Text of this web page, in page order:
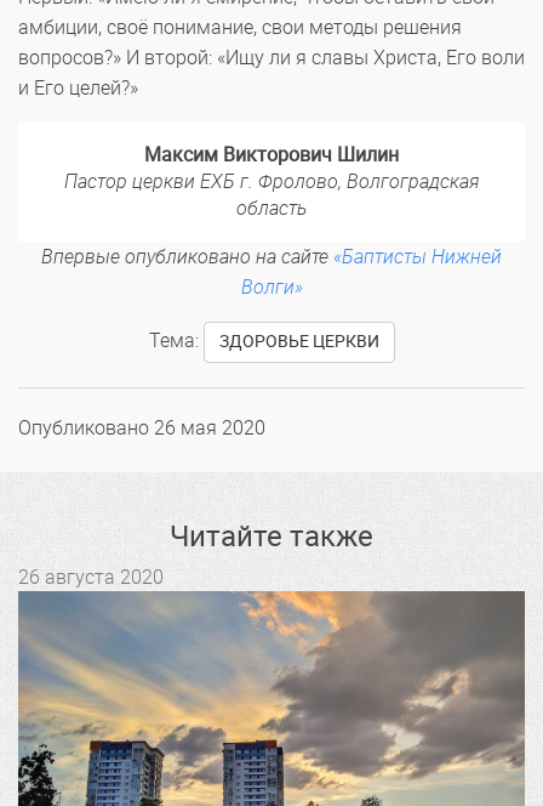
амбиции, своё понимание, свои методы решения
вопросов?» И второй: «Ищу ли я славы Христа, Его воли
и Его целей?»
Максим Викторович Шилин
Пастор церкви ЕХБ г. Фролово, Волгоградская
область
Впервые опубликовано на сайте «Баптисты Нижней
Волги»
Тема: ЗДОРОВЬЕ ЦЕРКВИ
Опубликовано 26 мая 2020
Читайте также
26 августа 2020